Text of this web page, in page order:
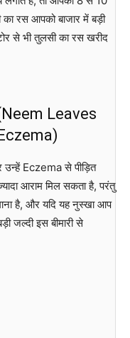
का रस आपको बाजार में बड़ी
से भी तुलसी का रस खरीद
Leaves
उन्हें Eczema से पीड़ित
आराम मिल सकता है, परंतु
है, और यदि यह नुस्खा आप
जल्दी इस बीमारी से